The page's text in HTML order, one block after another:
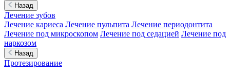
Назад
Лечение зубов
Лечение кариеса Лечение пульпита Лечение периодонтита
Лечение под микроскопом Лечение под седацией Лечение под
наркозом
Назад
Протезирование